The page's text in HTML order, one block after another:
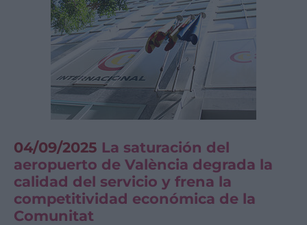
04/09/2025 La saturación del
aeropuerto de València degrada la
calidad del servicio y frena la
competitividad económica de la
Comunitat